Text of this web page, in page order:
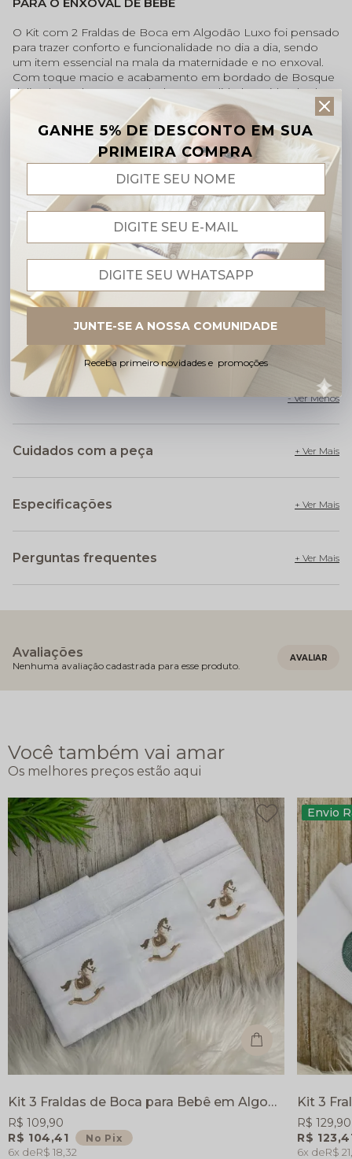
O Kit com 2 Fraldas de Boca em Algodão Luxo foi pensado
para trazer conforto e funcionalidade no dia a dia, sendo
um item essencial na mala da maternidade e no enxoval.
Com toque macio e acabamento em bordado de Bosque
delicado, cada peça une beleza e qualidade, cuidando da
pele sensível do bebê com todo carinho que esse
momento merece.
Perfeitas para acompanhar as mamadas, proteger a
roupinha e manter o bebê sempre limpo e confortável.
Pano Duplo e Macio:Tecido 100% algodão . Conforto
extremo e absorção superior.
Detalhes Exclusivos:Barrado com delicada ursinha
Acabamento Premium:Bordado inglês (passa-fita),
costuras e bordados eletrônicos.
Presente Inesquecível:Charme e funcionalidade em
Medidas do Produto:
Medidas: 35 cm x 35 cm.
UM ITEM INDISPENSÁVEL PARA TORNAR A ROTINA
MAIS PRÁTICA E CHEIA DE CARINHO NOS PRIMEIROS
MOMENTOS DO BEBÊ
Cuidados com a peça
Especificações
Perguntas frequentes
Avaliações
Nenhuma avaliação cadastrada para esse produto.
Você também vai amar
Kit 3 Fraldas de Boca para Bebê em Algodão – Bordada Cavalinho
R$ 104,41 No Pix
R$ 109,90
6x R$ 18,32
Envio
R$
R$ 129,90
6x R$
GANHE 5% DE DESCONTO EM SUA
PRIMEIRA COMPRA
Receba primeiro novidades e promoções
JUNTE-SE A NOSSA COMUNIDADE